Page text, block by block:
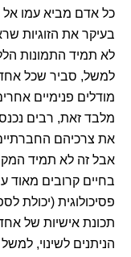
כל אדם מביא עמו אל
בעיקר את הזוגיות
לא תמיד התמונות
למשל, סביר שכל אחד
מודלים פנימיים
מלבד זאת, רבים
את צרכיהם
אבל זה לא תמיד
בחיים קרובים
פסיכולוגית (יכולת
תכונת אישיות של
הניתנים לשינוי,